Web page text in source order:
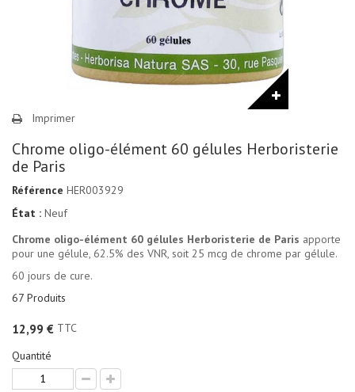
Imprimer
Chrome oligo-élément 60 gélules Herboristerie
de Paris
Référence HER003929
État : Neuf
Chrome oligo-élément 60 gélules Herboristerie de Paris apporte
pour une gélule, 62.5% des VNR, soit 25 mcg de chrome par gélule.
60 jours de cure.
67 Produits
12,99 € TTC
Quantité